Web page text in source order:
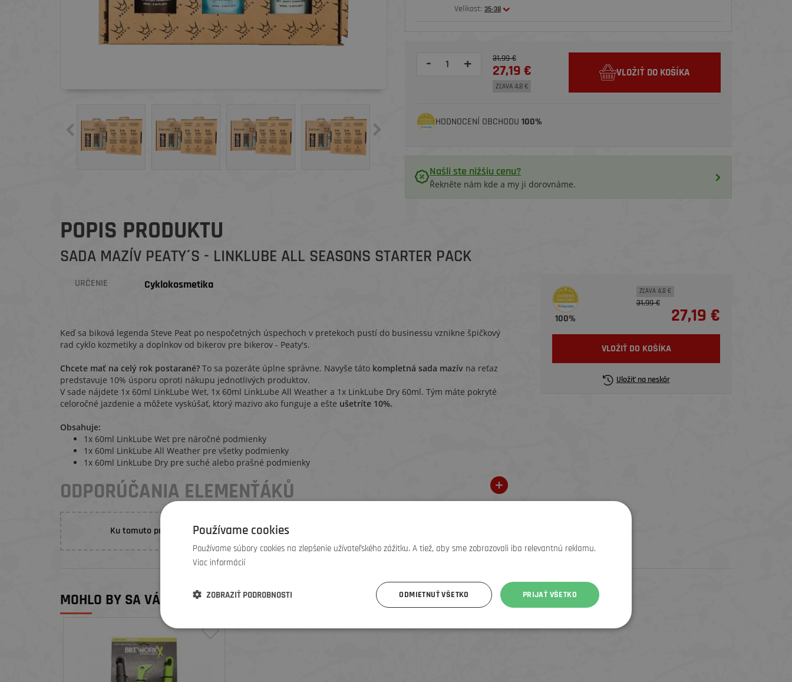
Velikost: 35-38
- + 31,99 €
27,19 €
ZĽAVA 4,8 €
VLOŽIŤ DO KOŠÍKA
HODNOCENÍ OBCHODU 100%
Našli ste nižšiu cenu?
Řekněte nám kde a my ji dorovnáme.
POPIS PRODUKTU
SADA MAZÍV PEATY´S - LINKLUBE ALL SEASONS STARTER PACK
URČENIE Cyklokosmetika
Keď sa biková legenda Steve Peat po nespočetných úspechoch v pretekoch pustí do businessu vznikne špičkový
rad cyklo kozmetiky a doplnkov od bikerov pre bikerov - Peaty's.
Chcete mať na celý rok postarané? To sa pozeráte úplne správne. Navyše táto kompletná sada mazív na reťaz
predstavuje 10% úsporu oproti nákupu jednotlivých produktov.
V sade nájdete 1x 60ml LinkLube Wet, 1x 60ml LinkLube All Weather a 1x LinkLube Dry 60ml. Tým máte pokryté
celoročné jazdenie a môžete vyskúšať, ktorý mazivo ako funguje a ešte ušetríte 10%.
Obsahuje:
1x 60ml LinkLube Wet pre náročné podmienky
1x 60ml LinkLube All Weather pre všetky podmienky
1x 60ml LinkLube Dry pre suché alebo prašné podmienky
ODPORÚČANIA ELEMENŤÁKŮ
Ku tomuto produktu nebolo vložené žiadne hodnotenie. Budte prvý, kto
100%
ZĽAVA 4,8 €
31,99 €
27,19 €
VLOŽIŤ DO KOŠÍKA
Uložiť na neskôr
MOHLO BY SA VÁM PÁČIŤ
Používame cookies
Používame súbory cookies na zlepšenie užívateľského zážitku. A tiež, aby sme zobrazovali iba relevantnú reklamu.
Viac informácií
PRIJAŤ VŠETKO
ODMIETNUŤ VŠETKO
ZOBRAZIŤ PODROBNOSTI